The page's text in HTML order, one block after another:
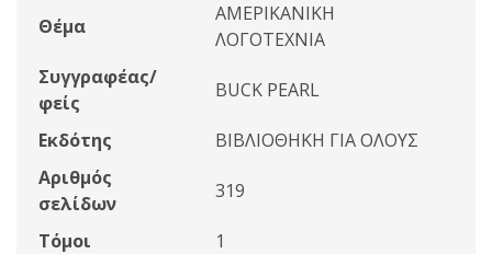
Θέμα
ΑΜΕΡΙΚΑΝΙΚΗ
ΛΟΓΟΤΕΧΝΙΑ
Συγγραφέας/
φείς
BUCK PEARL
Εκδότης
ΒΙΒΛΙΟΘΗΚΗ ΓΙΑ ΟΛΟΥΣ
Αριθμός
σελίδων
319
Τόμοι
1